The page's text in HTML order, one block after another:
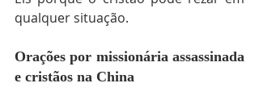
qualquer situação.
Orações por missionária assassinada
e cristãos na China